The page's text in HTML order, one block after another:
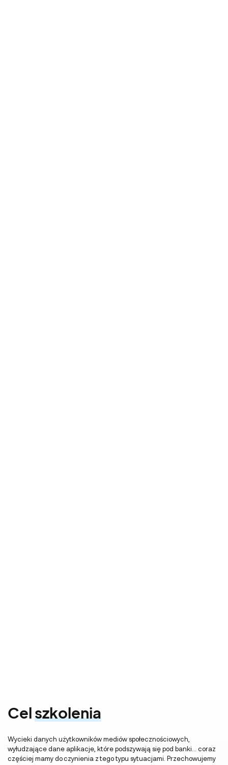
Celszkolenia
Wycieki danych użytkowników mediów społecznościowych,
wyłudzające dane aplikacje, które podszywają się pod banki… coraz
częściej mamy do czynienia z tego typu sytuacjami. Przechowujemy